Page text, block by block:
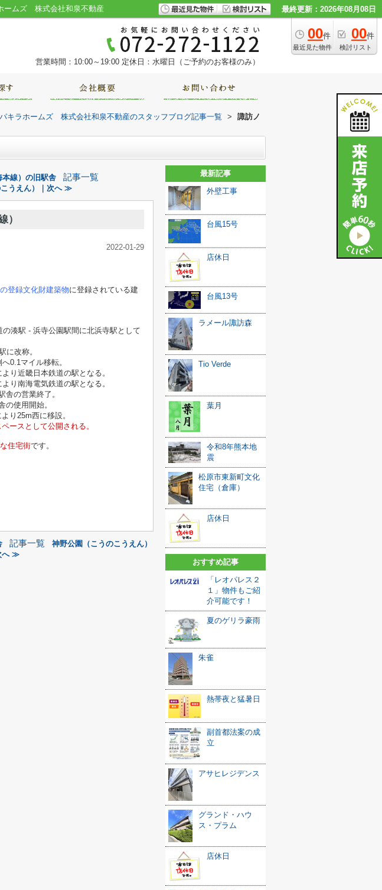
ームズ 株式会社和泉不動産 最終更新：2026年08月08日
00件
最近見た物件
00件
検討リスト
営業時間：10:00～19:00 定休日：水曜日（ご予約のお客様のみ）
パキラホームズ 株式会社和泉不動産のスタッフブログ記事一覧 >
諏訪ノ
線）の旧駅舎 記事一覧
うえん）｜次へ ≫
）
2022-01-29
登録文化財建築物に登録されている建
湊駅 - 浜寺公園駅間に北浜寺駅として
に改称。
0.1マイル移転。
り近畿日本鉄道の駅となる。
り南海電気鉄道の駅となる。
舎の営業終了。
の使用開始。
り25m西に移設。
ースとして公開される。
住宅街です。
記事一覧
神野公園（こうのこうえん）
へ ≫
最新記事
外壁工事
台風15号
店休日
台風13号
ラメール諏訪森
Tio Verde
葉月
令和8年熊本地
震
松原市東新町文化
住宅（倉庫）
店休日
おすすめ記事
「レオパレス２
１」物件もご紹
介可能です！
夏のゲリラ豪雨
朱雀
熱帯夜と猛暑日
副首都法案の成
立
アサヒレジデンス
グランド・ハウ
ス・プラム
店休日